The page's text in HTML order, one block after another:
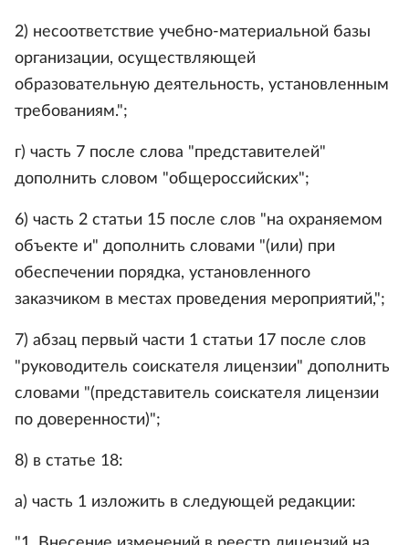
2) несоответствие учебно-материальной базы
организации, осуществляющей
образовательную деятельность, установленным
требованиям.";
г) часть 7 после слова "представителей"
дополнить словом "общероссийских";
6) часть 2 статьи 15 после слов "на охраняемом
объекте и" дополнить словами "(или) при
обеспечении порядка, установленного
заказчиком в местах проведения мероприятий,";
7) абзац первый части 1 статьи 17 после слов
"руководитель соискателя лицензии" дополнить
словами "(представитель соискателя лицензии
по доверенности)";
8) в статье 18:
а) часть 1 изложить в следующей редакции: